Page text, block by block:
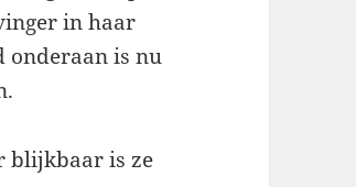
in haar
onderaan is nu
blijkbaar is ze